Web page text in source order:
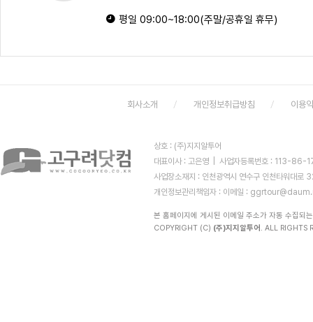
평일 09:00~18:00(주말/공휴일 휴무)
회사소개 개인정보취급방침 이용
상호 : (주)지지알투어
대표이사 : 고은영 | 사업자등록번호 : 113-
사업장소재지 : 인천광역시 연수구 인천타
개인정보관리책임자 : 이메일 :
본 홈페이지에 게시된 이메일 주소가 자동 수집되
COPYRIGHT (C) (주)지지알투어. ALL RIGHTS